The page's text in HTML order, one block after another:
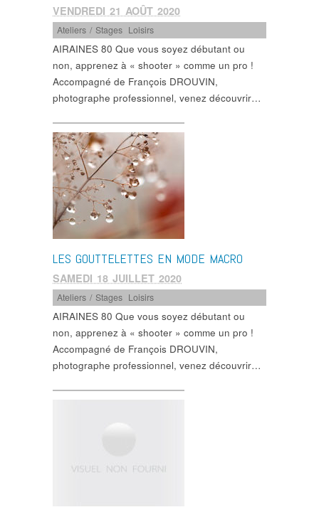
VENDREDI 21 AOÛT 2020
Ateliers / Stages Loisirs
AIRAINES 80 Que vous soyez débutant ou
non, apprenez à « shooter » comme un pro !
Accompagné de François DROUVIN,
photographe professionnel, venez découvrir…
LES GOUTTELETTES EN MODE MACRO
SAMEDI 18 JUILLET 2020
Ateliers / Stages Loisirs
AIRAINES 80 Que vous soyez débutant ou
non, apprenez à « shooter » comme un pro !
Accompagné de François DROUVIN,
photographe professionnel, venez découvrir…